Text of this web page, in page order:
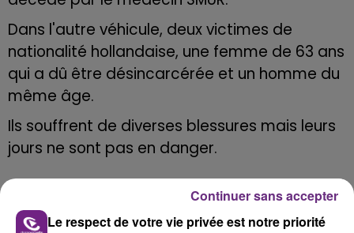
Dans l'autre véhicule, deux victimes de
nationalité hollandaise, une femme de 63 ans
qui a dû être désincarcérée et un homme du
même âge.
Ils souffrent de diverses blessures mais leurs
jours ne sont pas en danger.
Le respect de votre vie privée est notre priorité
Continuer sans accepter